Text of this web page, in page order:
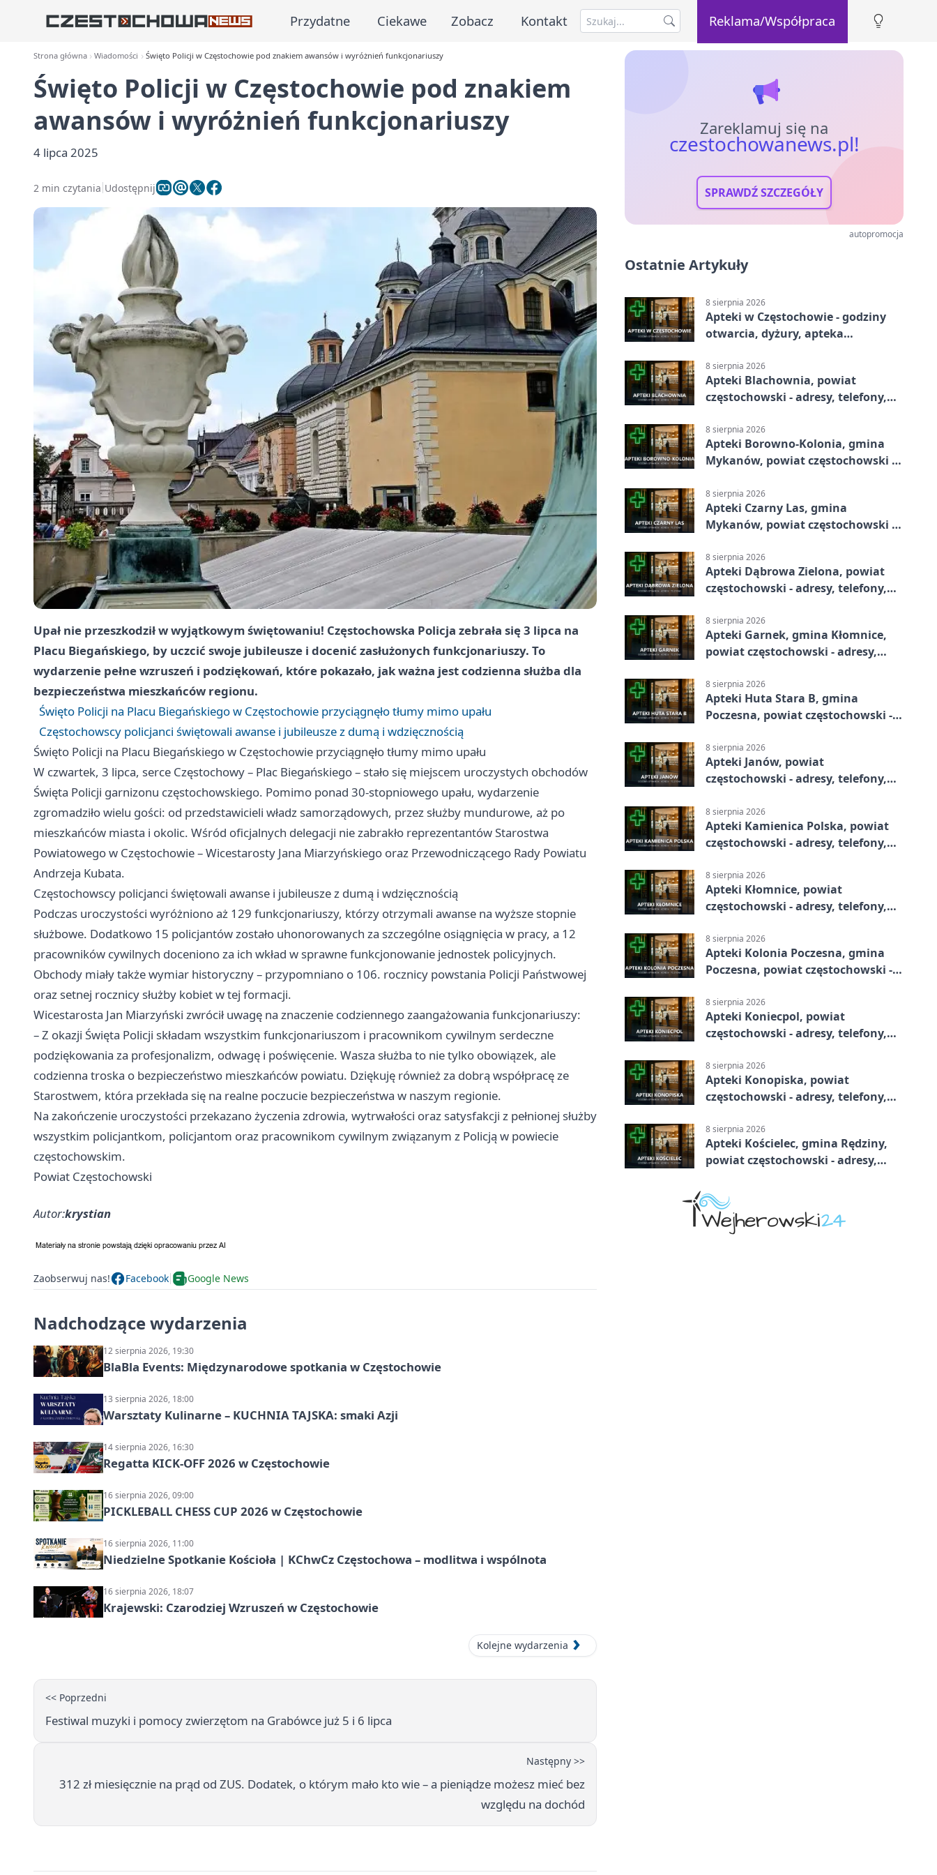
Przydatne Ciekawe Zobacz Kontakt Reklama/Współpraca
Strona główna Wiadomości Święto Policji w Częstochowie pod znakiem awansów i wyróżnień funkcjonariuszy
Święto Policji w Częstochowie pod znakiem
awansów i wyróżnień funkcjonariuszy
4 lipca 2025
2 min czytania Udostępnij
Upał nie przeszkodził w wyjątkowym świętowaniu! Częstochowska Policja zebrała się 3 lipca na
Placu Biegańskiego, by uczcić swoje jubileusze i docenić zasłużonych funkcjonariuszy. To
wydarzenie pełne wzruszeń i podziękowań, które pokazało, jak ważna jest codzienna służba dla
bezpieczeństwa mieszkańców regionu.
Święto Policji na Placu Biegańskiego w Częstochowie przyciągnęło tłumy mimo upału
Częstochowscy policjanci świętowali awanse i jubileusze z dumą i wdzięcznością
Święto Policji na Placu Biegańskiego w Częstochowie przyciągnęło tłumy mimo upału
W czwartek, 3 lipca, serce Częstochowy – Plac Biegańskiego – stało się miejscem uroczystych obchodów
Święta Policji garnizonu częstochowskiego. Pomimo ponad 30-stopniowego upału, wydarzenie
zgromadziło wielu gości: od przedstawicieli władz samorządowych, przez służby mundurowe, aż po
mieszkańców miasta i okolic. Wśród oficjalnych delegacji nie zabrakło reprezentantów Starostwa
Powiatowego w Częstochowie – Wicestarosty Jana Miarzyńskiego oraz Przewodniczącego Rady Powiatu
Andrzeja Kubata.
Częstochowscy policjanci świętowali awanse i jubileusze z dumą i wdzięcznością
Podczas uroczystości wyróżniono aż 129 funkcjonariuszy, którzy otrzymali awanse na wyższe stopnie
służbowe. Dodatkowo 15 policjantów zostało uhonorowanych za szczególne osiągnięcia w pracy, a 12
pracowników cywilnych doceniono za ich wkład w sprawne funkcjonowanie jednostek policyjnych.
Obchody miały także wymiar historyczny – przypomniano o 106. rocznicy powstania Policji Państwowej
oraz setnej rocznicy służby kobiet w tej formacji.
Wicestarosta Jan Miarzyński zwrócił uwagę na znaczenie codziennego zaangażowania funkcjonariuszy:
– Z okazji Święta Policji składam wszystkim funkcjonariuszom i pracownikom cywilnym serdeczne
podziękowania za profesjonalizm, odwagę i poświęcenie. Wasza służba to nie tylko obowiązek, ale
codzienna troska o bezpieczeństwo mieszkańców powiatu. Dziękuję również za dobrą współpracę ze
Starostwem, która przekłada się na realne poczucie bezpieczeństwa w naszym regionie.
Na zakończenie uroczystości przekazano życzenia zdrowia, wytrwałości oraz satysfakcji z pełnionej służby
wszystkim policjantkom, policjantom oraz pracownikom cywilnym związanym z Policją w powiecie
częstochowskim.
Powiat Częstochowski
Autor:krystian
Zaobserwuj nas! Facebook Google News
Nadchodzące wydarzenia
12 sierpnia 2026, 19:30
BlaBla Events: Międzynarodowe spotkania w Częstochowie
13 sierpnia 2026, 18:00
Warsztaty Kulinarne – KUCHNIA TAJSKA: smaki Azji
14 sierpnia 2026, 16:30
Regatta KICK-OFF 2026 w Częstochowie
16 sierpnia 2026, 09:00
PICKLEBALL CHESS CUP 2026 w Częstochowie
16 sierpnia 2026, 11:00
Niedzielne Spotkanie Kościoła | KChwCz Częstochowa – modlitwa i wspólnota
16 sierpnia 2026, 18:07
Krajewski: Czarodziej Wzruszeń w Częstochowie
Kolejne wydarzenia
<< Poprzedni
Festiwal muzyki i pomocy zwierzętom na Grabówce już 5 i 6 lipca
Następny >>
312 zł miesięcznie na prąd od ZUS. Dodatek, o którym mało kto wie – a pieniądze możesz mieć bez
względu na dochód
Zareklamuj się na
czestochowanews.pl!
SPRAWDŹ SZCZEGÓŁY
autopromocja
Ostatnie Artykuły
8 sierpnia 2026
Apteki w Częstochowie - godziny
otwarcia, dyżury, apteka
8 sierpnia 2026
Apteki Blachownia, powiat
częstochowski - adresy, telefony,
8 sierpnia 2026
Apteki Borowno-Kolonia, gmina
Mykanów, powiat częstochowski -
8 sierpnia 2026
Apteki Czarny Las, gmina
Mykanów, powiat częstochowski -
8 sierpnia 2026
Apteki Dąbrowa Zielona, powiat
częstochowski - adresy, telefony,
8 sierpnia 2026
Apteki Garnek, gmina Kłomnice,
powiat częstochowski - adresy,
8 sierpnia 2026
Apteki Huta Stara B, gmina
Poczesna, powiat częstochowski -
8 sierpnia 2026
Apteki Janów, powiat
częstochowski - adresy, telefony,
8 sierpnia 2026
Apteki Kamienica Polska, powiat
częstochowski - adresy, telefony,
8 sierpnia 2026
Apteki Kłomnice, powiat
częstochowski - adresy, telefony,
8 sierpnia 2026
Apteki Kolonia Poczesna, gmina
Poczesna, powiat częstochowski -
8 sierpnia 2026
Apteki Koniecpol, powiat
częstochowski - adresy, telefony,
8 sierpnia 2026
Apteki Konopiska, powiat
częstochowski - adresy, telefony,
8 sierpnia 2026
Apteki Kościelec, gmina Rędziny,
powiat częstochowski - adresy,